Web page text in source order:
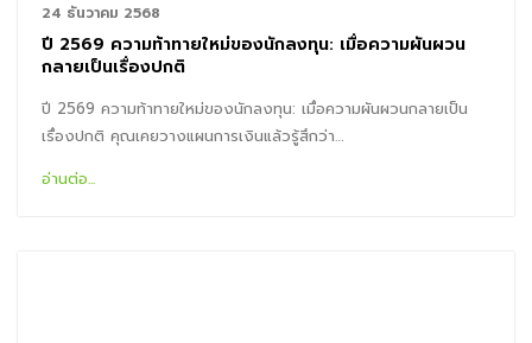
24 ธันวาคม 2568
ปี 2569 ความท้าทายใหม่ของนักลงทุน: เมื่อความผันผวน
กลายเป็นเรื่องปกติ
ปี 2569 ความท้าทายใหม่ของนักลงทุน: เมื่อความผันผวนกลายเป็น
เรื่องปกติ คุณเคยวางแผนการเงินแล้วรู้สึกว่า…
อ่านต่อ...